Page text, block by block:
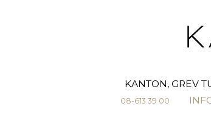
KANTON, GREV
08-613 39 00